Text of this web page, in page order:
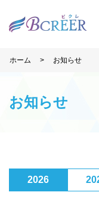
ホーム > お知らせ
お知らせ
2026